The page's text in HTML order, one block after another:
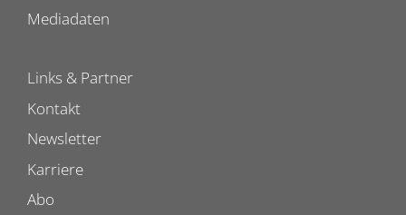
Mediadaten
Links & Partner
Kontakt
Newsletter
Karriere
Abo